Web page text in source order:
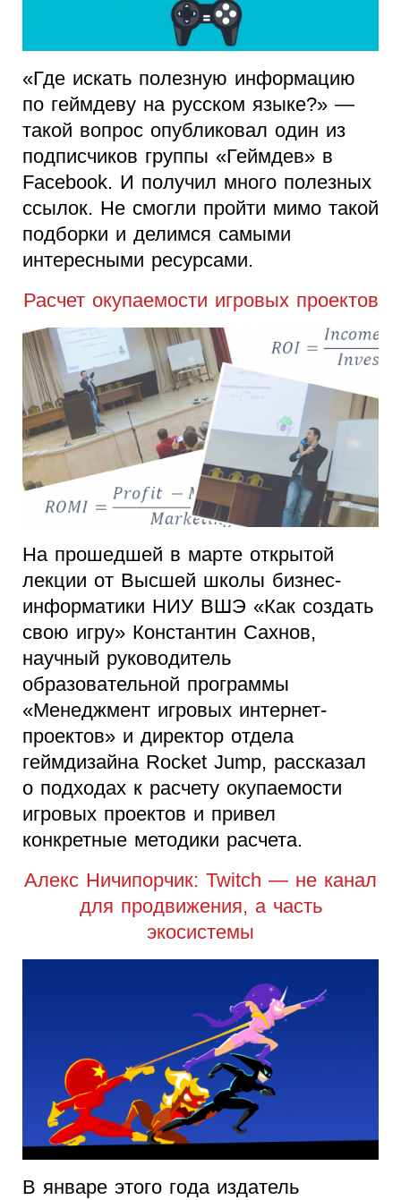
«Где искать полезную информацию
по геймдеву на русском языке?» —
такой вопрос опубликовал один из
подписчиков группы «Геймдев» в
Facebook. И получил много полезных
ссылок. Не смогли пройти мимо такой
подборки и делимся самыми
интересными ресурсами.
Расчет окупаемости игровых проектов
На прошедшей в марте открытой
лекции от Высшей школы бизнес-
информатики НИУ ВШЭ «Как создать
свою игру» Константин Сахнов,
научный руководитель
образовательной программы
«Менеджмент игровых интернет-
проектов» и директор отдела
геймдизайна Rocket Jump, рассказал
о подходах к расчету окупаемости
игровых проектов и привел
конкретные методики расчета.
Алекс Ничипорчик: Twitch — не канал
для продвижения, а часть
экосистемы
В январе этого года издатель